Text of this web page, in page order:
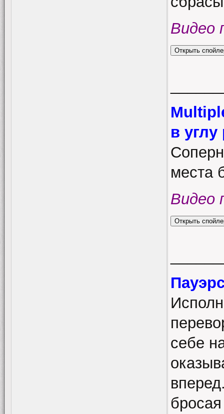
Видео
в углу
места
Видео
себе